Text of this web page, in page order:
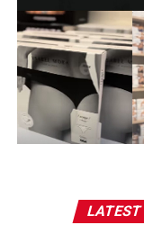
LATEST